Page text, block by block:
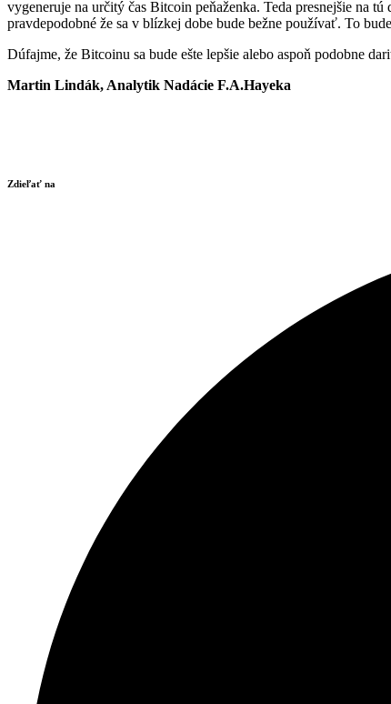
vygeneruje na určitý čas Bitcoin peňaženka. Teda presnejšie na
pravdepodobné že sa v blízkej dobe bude bežne používať. To
Dúfajme, že Bitcoinu sa bude ešte lepšie alebo aspoň podobne
Martin Lindák, Analytik Nadácie F.A.Hayeka
Zdieľať na